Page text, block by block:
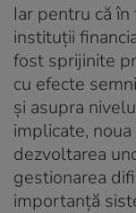
Iar pentru că
instituții
fost sprijinite
cu efecte
și asupra
implicate,
dezvoltarea
gestionarea
importanță